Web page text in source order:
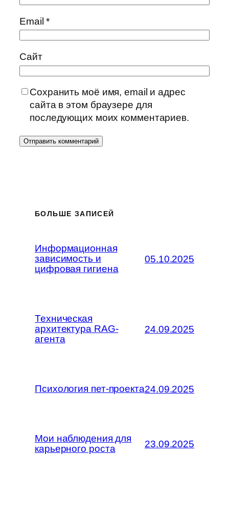
Email*
Сайт
Сохранить моё имя, email и адрес
сайта в этом браузере для
последующих моих комментариев.
БОЛЬШЕ ЗАПИСЕЙ
Информационная
зависимость и
цифровая гигиена
05.10.2025
Техническая
архитектура RAG-
агента
24.09.2025
Психология пет-проекта24.09.2025
Мои наблюдения для
карьерного роста
23.09.2025